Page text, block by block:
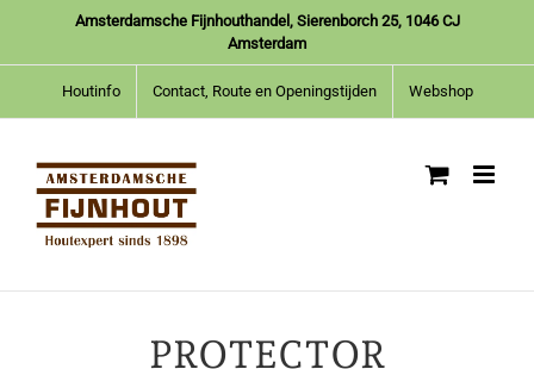
inhoud
Amsterdamsche Fijnhouthandel, Sierenborch 25, 1046 CJ
Amsterdam
Houtinfo Contact, Route en Openingstijden Webshop
PROTECTOR